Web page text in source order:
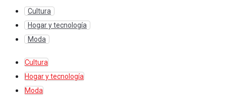
Cultura
Hogar y tecnología
Moda
Cultura
Hogar y tecnología
Moda